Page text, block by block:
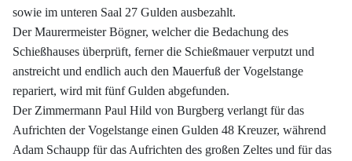
sowie im unteren Saal 27 Gulden ausbezahlt.
Der Maurermeister Bögner, welcher die Bedachung des
Schießhauses überprüft, ferner die Schießmauer verputzt und
anstreicht und endlich auch den Mauerfuß der Vogelstange
repariert, wird mit fünf Gulden abgefunden.
Der Zimmermann Paul Hild von Burgberg verlangt für das
Aufrichten der Vogelstange einen Gulden 48 Kreuzer, während
Adam Schaupp für das Aufrichten des großen Zeltes und für das